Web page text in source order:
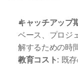
キャッチアップ
ベース、プロジ
解するための時
教育コスト: 既